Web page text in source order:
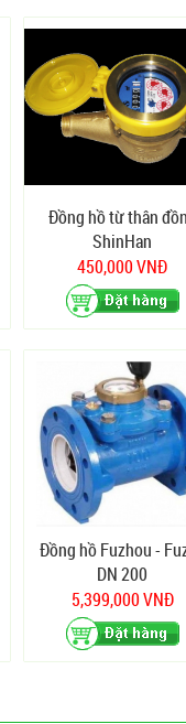
Đồng hồ từ thân
ShinHan
450,000 VNĐ
Đồng hồ Fuzhou -
DN 200
5,399,000 VNĐ